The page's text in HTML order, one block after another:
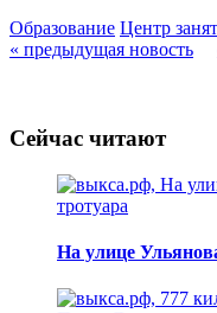
Образование Центр
« предыдущая новость
Сейчас читают
На улице